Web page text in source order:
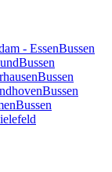
- EssenBussen
Bussen
Bussen
Bussen
Bussen